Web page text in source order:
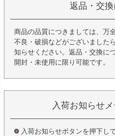
返品・交
商品の品質につきましては、万
不良・破損などがございました
知らせください。返品・交換に
開封・未使用に限り可能です。
入荷お知らせ
入荷お知らせボタンを押下し